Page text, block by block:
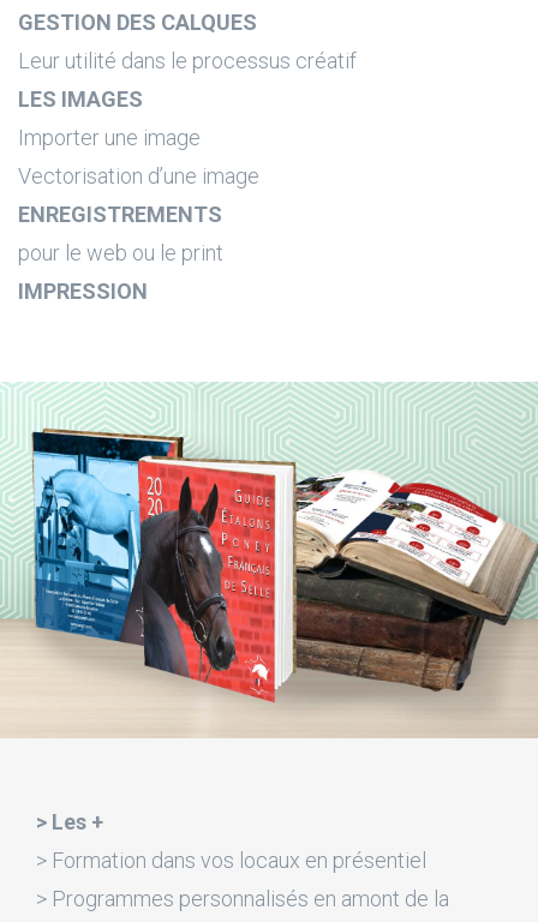
GESTION DES CALQUES
Leur utilité dans le processus créatif
LES IMAGES
Importer une image
Vectorisation d’une image
ENREGISTREMENTS
pour le web ou le print
IMPRESSION
> Les +
> Formation dans vos locaux en présentiel
> Programmes personnalisés en amont de la